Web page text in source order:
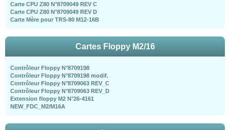
Carte CPU Z80 N°8709049 REV C
Carte CPU Z80 N°8709049 REV D
Carte Mère pour TRS-80 M12-16B
Cartes Floppy M2/16
Contrôleur Floppy N°8709198
Contrôleur Floppy N°8709198 modif.
Contrôleur Floppy N°8709063 REV_C
Contrôleur Floppy N°8709063 REV_D
Extension floppy M2 N°26-4161
NEW_FDC_M2/M16A